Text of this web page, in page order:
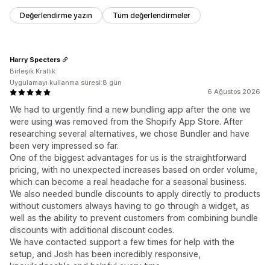
Değerlendirme yazın Tüm değerlendirmeler
6 Ağustos 2026
We had to urgently find a new bundling app after the one we
were using was removed from the Shopify App Store. After
researching several alternatives, we chose Bundler and have
been very impressed so far.
One of the biggest advantages for us is the straightforward
pricing, with no unexpected increases based on order volume,
which can become a real headache for a seasonal business.
We also needed bundle discounts to apply directly to products
without customers always having to go through a widget, as
well as the ability to prevent customers from combining bundle
discounts with additional discount codes.
We have contacted support a few times for help with the
setup, and Josh has been incredibly responsive,
Harry Specters
Birleşik Krallık
Uygulamayı kullanma süresi:8 gün